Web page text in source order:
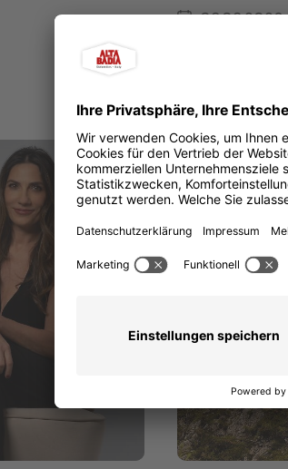
09.08.2026
Online